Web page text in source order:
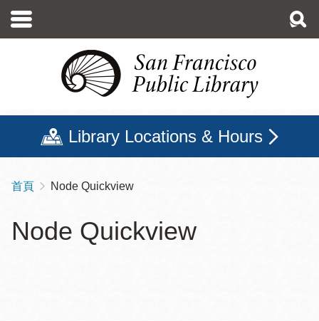
至
Library Locations & Hours
導
連
首頁 Node Quickview
Node Quickview